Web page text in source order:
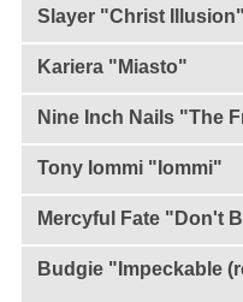
Slayer "Christ Illusion"
Kariera "Miasto"
Nine Inch Nails "The
Tony Iommi "Iommi"
Mercyful Fate "Don't
Budgie "Impeckable